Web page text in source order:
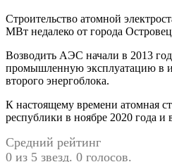
Строительство атомной
МВт недалеко от города
Возводить АЭС начали в 2013
промышленную эксплуатацию в
второго энергоблока.
К настоящему времени атомная
республики в ноябре 2020 года
Средний рейтинг
0 из 5 звезд. 0 голосов.